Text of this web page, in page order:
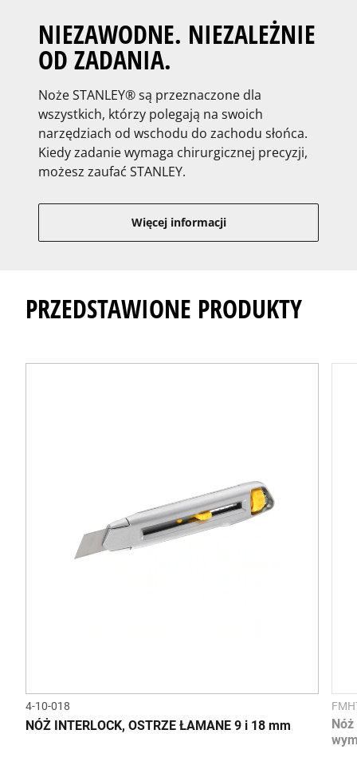
NIEZAWODNE. NIEZALEŻNIE
OD ZADANIA.
Noże STANLEY® są przeznaczone dla
wszystkich, którzy polegają na swoich
narzędziach od wschodu do zachodu słońca.
Kiedy zadanie wymaga chirurgicznej precyzji,
możesz zaufać STANLEY.
Więcej informacji
PRZEDSTAWIONE PRODUKTY
4-10-018
NÓŻ INTERLOCK, OSTRZE ŁAMANE 9 i 18 mm